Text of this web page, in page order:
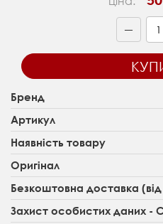
—
Бренд
Артикул
Наявність товару
Оригінал
Безкоштовна доставка (від
Захист особистих даних -